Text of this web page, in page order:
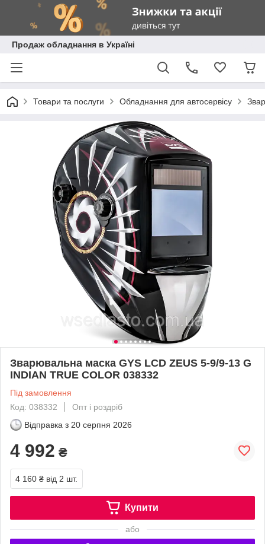
Продаж обладнання в Україні
Товари та послуги Обладнання для автосервісу
Зварювальна маска GYS LCD ZEUS 5-9/9-13 G
INDIAN TRUE COLOR 038332
Під замовлення
Код: 038332
Опт і роздріб
Відправка з 20 серпня 2026
4 992 ₴
4 160 ₴ від 2 шт.
Купити
або